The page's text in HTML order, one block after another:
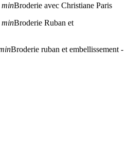
minBroderie avec Christiane Paris
minBroderie Ruban et
Broderie ruban et embellissement -